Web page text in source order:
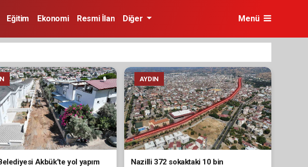
Eğitim Ekonomi Resmi İlan Diğer Menü
Akbük’te yol yapım
AYDIN
Nazilli 372 sokaktaki 10 bin